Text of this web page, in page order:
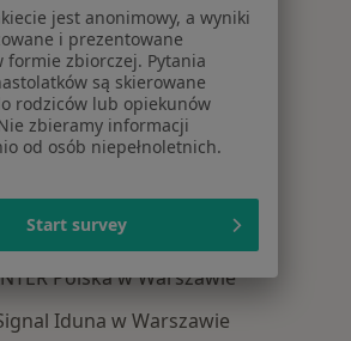
w Warszawie
Najczęście leczone
ubezpieczenia
w Warszawie
w Warszawie
Polska w Warszawie
Iduna w Warszawie
jest anonimowy, a wyniki
i prezentowane
formie zbiorczej. Pytania
są skierowane
rodziców lub opiekunów
zbieramy informacji
od osób niepełnoletnich.
Start survey